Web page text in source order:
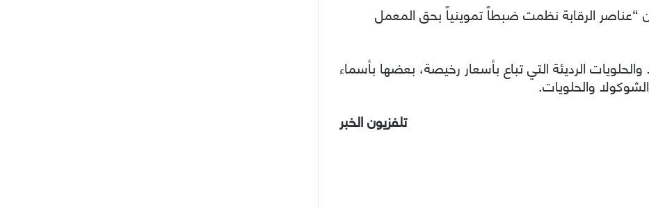
الرقابة نظمت ضبطاً تموينياً بحق المعمل
الرديئة التي تباع بأسعار رخيصة، بعضها بأسماء
والحلويات.
تلفزيون الخبر